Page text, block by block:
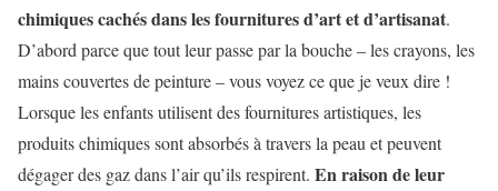
chimiques cachés dans les fournitures d’art et d’artisanat.
D’abord parce que tout leur passe par la bouche – les crayons, les
mains couvertes de peinture – vous voyez ce que je veux dire !
Lorsque les enfants utilisent des fournitures artistiques, les
produits chimiques sont absorbés à travers la peau et peuvent
dégager des gaz dans l’air qu’ils respirent. En raison de leur